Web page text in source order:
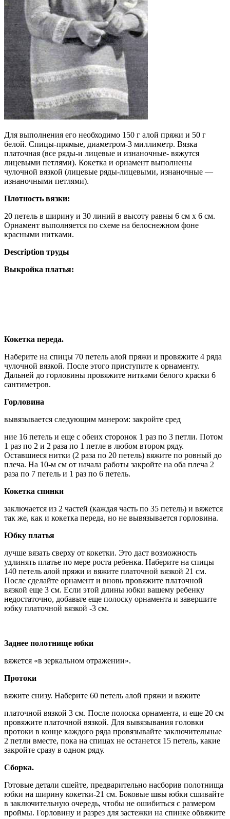
Для выполнения его необходимо 150 г алой пряжи и 50 г
белой. Спицы-прямые, диаметром-3 миллиметр. Вязка
платочная (все ряды-и лицевые и изнаночные- вяжутся
лицевыми петлями). Кокетка и орнамент выполнены
чулочной вязкой (лицевые ряды-лицевыми, изнаночные —
изнаночными петлями).
Плотность вязки:
20 петель в ширину и 30 линий в высоту равны 6 см х 6 см.
Орнамент выполняется по схеме на белоснежном фоне
красными нитками.
Description труды
Выкройка платья:
Кокетка переда.
Наберите на спицы 70 петель алой пряжи и провяжите 4 ряда
чулочной вязкой. После этого приступите к орнаменту.
Дальней до горловины провяжите нитками белого краски 6
сантиметров.
Горловина
вывязывается следующим манером: закройте сред
ние 16 петель и еще с обеих сторонок 1 раз по 3 петли. Потом
1 раз по 2 и 2 раза по 1 петле в любом втором ряду.
Оставшиеся нитки (2 раза по 20 петель) вяжите по ровный до
плеча. На 10-м см от начала работы закройте на оба плеча 2
раза по 7 петель и 1 раз по 6 петель.
Кокетка спинки
заключается из 2 частей (каждая часть по 35 петель) и вяжется
так же, как и кокетка переда, но не вывязывается горловина.
Юбку платья
лучше вязать сверху от кокетки. Это даст возможность
удлинять платье по мере роста ребенка. Наберите на спицы
140 петель алой пряжи и вяжите платочной вязкой 21 см.
После сделайте орнамент и вновь провяжите платочной
вязкой еще 3 см. Если этой длины юбки вашему ребенку
недостаточно, добавьте еще полоску орнамента и завершите
юбку платочной вязкой -3 см.
Заднее полотнище юбки
вяжется «в зеркальном отражении».
Протоки
вяжите снизу. Наберите 60 петель алой пряжи и вяжите
платочной вязкой 3 см. После полоска орнамента, и еще 20 см
провяжите платочной вязкой. Для вывязывания головки
протоки в конце каждого ряда провязывайте заключительные
2 петли вместе, пока на спицах не останется 15 петель, какие
закройте сразу в одном ряду.
Сборка.
Готовые детали сшейте, предварительно насборив полотнища
юбки на ширину кокетки-21 см. Боковые швы юбки сшивайте
в заключительную очередь, чтобы не ошибиться с размером
проймы. Горловину и разрез для застежки на спинке обвяжите